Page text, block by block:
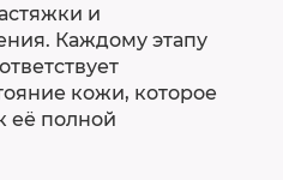
и
Каждому этапу
кожи, которое
её полной